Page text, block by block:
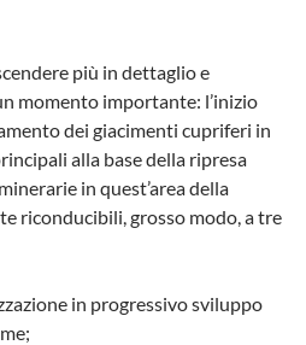
più in det­taglio e
momento importante: l’inizio
dei giacimenti cupriferi in
alla base della ripre­sa
in que­st’area della
ri­conducibili, grosso modo, a tre
in progres­sivo sviluppo